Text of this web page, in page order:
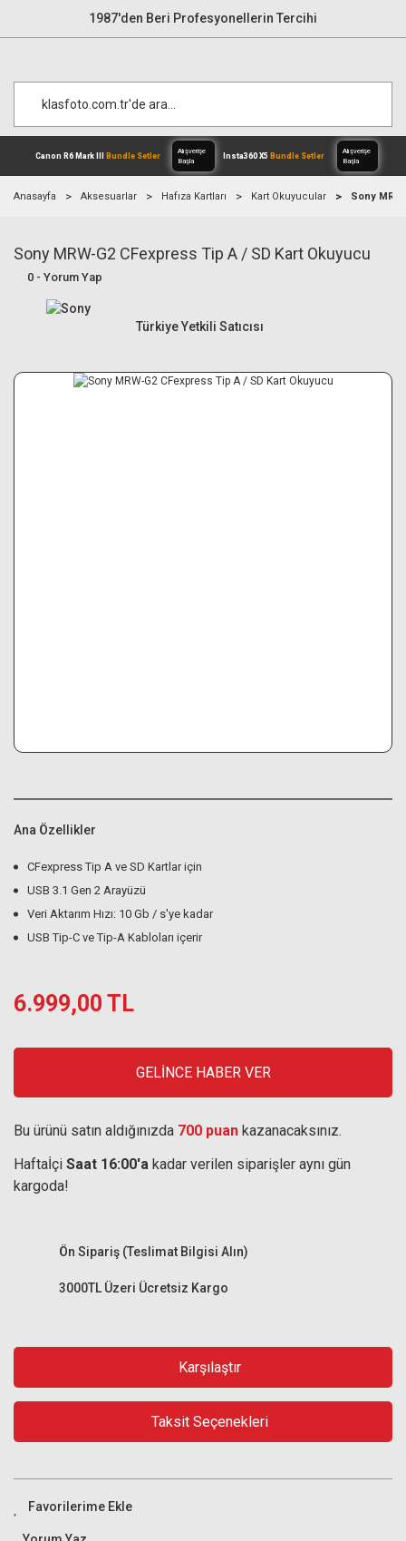
1987'den Beri Profesyonellerin Tercihi
Canon R6 Mark IIIBundle Setler
Alışverişe
Anasayfa Aksesuarlar Hafıza Kartları Kart Okuyucular Sony
Sony MRW-G2 CFexpress Tip A / SD Kart Okuyucu
0 - Yorum Yap
Türkiye Yetkili Satıcısı
Ana Özellikler
CFexpress Tip A ve SD Kartlar için
USB 3.1 Gen 2 Arayüzü
Veri Aktarım Hızı: 10 Gb / s'ye kadar
USB Tip-C ve Tip-A Kabloları içerir
6.999,00 TL
GELİNCE HABER VER
Bu ürünü satın aldığınızda 700 puan kazanacaksınız.
Haftaİçi Saat 16:00'a kadar verilen siparişler aynı gün
kargoda!
3000TL Üzeri Ücretsiz Kargo
Ön Sipariş (Teslimat Bilgisi Alın)
Karşılaştır
Taksit Seçenekleri